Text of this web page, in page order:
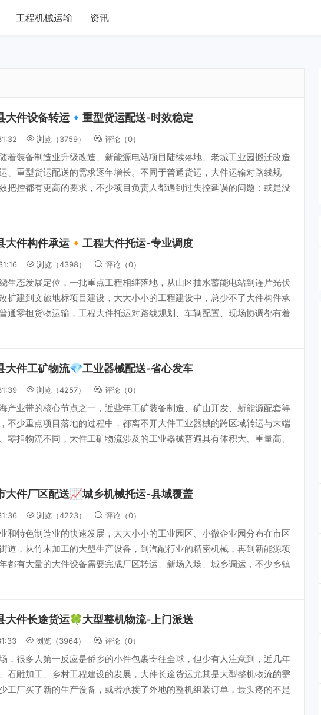
工程机械运输 资讯
大件设备转运🔹重型货运配送-时效稳定
浏览（3759） 评论（0）
着装备制造业升级改造、新能源电站项目陆续落地、老城工业园搬迁改造
、重型货运配送的需求逐年增长。不同于普通货运，大件运输对路线规
把控都有更高的要求，不少项目负责人都遇到过失控延误的问题：或是没
大件构件承运🔸工程大件托运-专业调度
浏览（4398） 评论（0）
生态发展定位，一批重点工程相继落地，从山区抽水蓄能电站到连片光伏
扩建到文旅地标项目建设，大大小小的工程建设中，总少不了大件构件承
通零担货物运输，工程大件托运对路线规划、车辆配置、现场协调都有着
大件工矿物流💎工业器械配送-省心发车
浏览（4257） 评论（0）
产业带的核心节点之一，近些年工矿装备制造、矿山开发、新能源配套等
不少重点项目落地的过程中，都离不开大件工业器械的跨区域转运与末端
零担物流不同，大件工矿物流涉及的工业器械普遍具有体积大、重量高、
大件厂区配送📈城乡机械托运-县域覆盖
浏览（4223） 评论（0）
和特色制造业的快速发展，大大小小的工业园区、小微企业园分布在市区
道，从竹木加工的大型生产设备，到汽配行业的精密机械，再到新能源项
都有大量的大件设备需要完成厂区转运、新场入场、城乡调运，不少乡镇
大件长途货运🍀大型整机物流-上门派送
浏览（3964） 评论（0）
，很多人第一反应是侨乡的小件包裹寄往全球，但少有人注意到，近几年
石雕加工、乡村工程建设的发展，大件长途货运尤其是大型整机物流的需
工厂买了新的生产设备，或者承接了外地的整机组装订单，最头疼的不是